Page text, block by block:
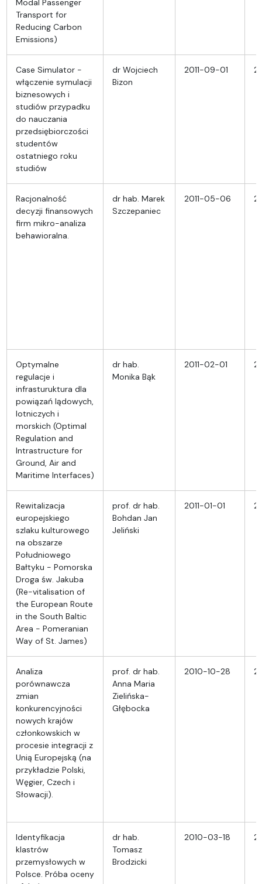
Transport for
Reducing Carbon
Emissions)
Case Simulator -
włączenie symulacji
biznesowych i
studiów przypadku
do nauczania
przedsiębiorczości
studentów
ostatniego roku
studiów
dr Wojciech
Bizon
2011-09-01
Racjonalność
decyzji finansowych
firm mikro-analiza
behawioralna.
dr hab. Marek
Szczepaniec
2011-05-06
Optymalne
regulacje i
infrasturuktura dla
powiązań lądowych,
lotniczych i
morskich (Optimal
Regulation and
Intrastructure for
Ground, Air and
Maritime Interfaces)
dr hab.
Monika Bąk
2011-02-01
Rewitalizacja
europejskiego
szlaku kulturowego
na obszarze
Południowego
Bałtyku - Pomorska
Droga św. Jakuba
(Re-vitalisation of
the European Route
in the South Baltic
Area - Pomeranian
Way of St. James)
prof. dr hab.
Bohdan Jan
Jeliński
2011-01-01
Analiza
porównawcza
zmian
konkurencyjności
nowych krajów
członkowskich w
procesie integracji z
Unią Europejską (na
przykładzie Polski,
Węgier, Czech i
Słowacji).
prof. dr hab.
Anna Maria
Zielińska-
Głębocka
2010-10-28
Identyfikacja
klastrów
przemysłowych w
Polsce. Próba oceny
dr hab.
Tomasz
Brodzicki
2010-03-18